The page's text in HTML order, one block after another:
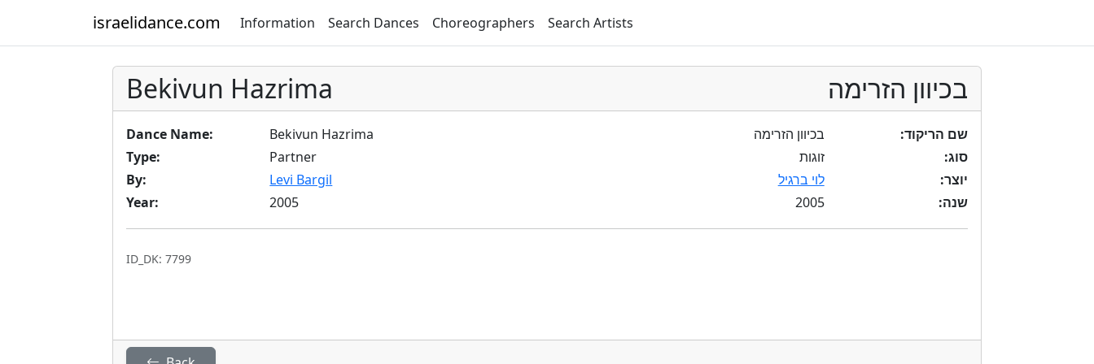
israelidance.com Information Search Dances Choreographers Search Artists
Bekivun Hazrima בכיוון הזרימה
Dance Name:
Bekivun Hazrima
Type:
Partner
By:
Levi Bargil
Year:
2005
שם הריקוד:
בכיוון הזרימה
סוג:
זוגות
יוצר:
לוי ברגיל
שנה:
2005
ID_DK: 7799